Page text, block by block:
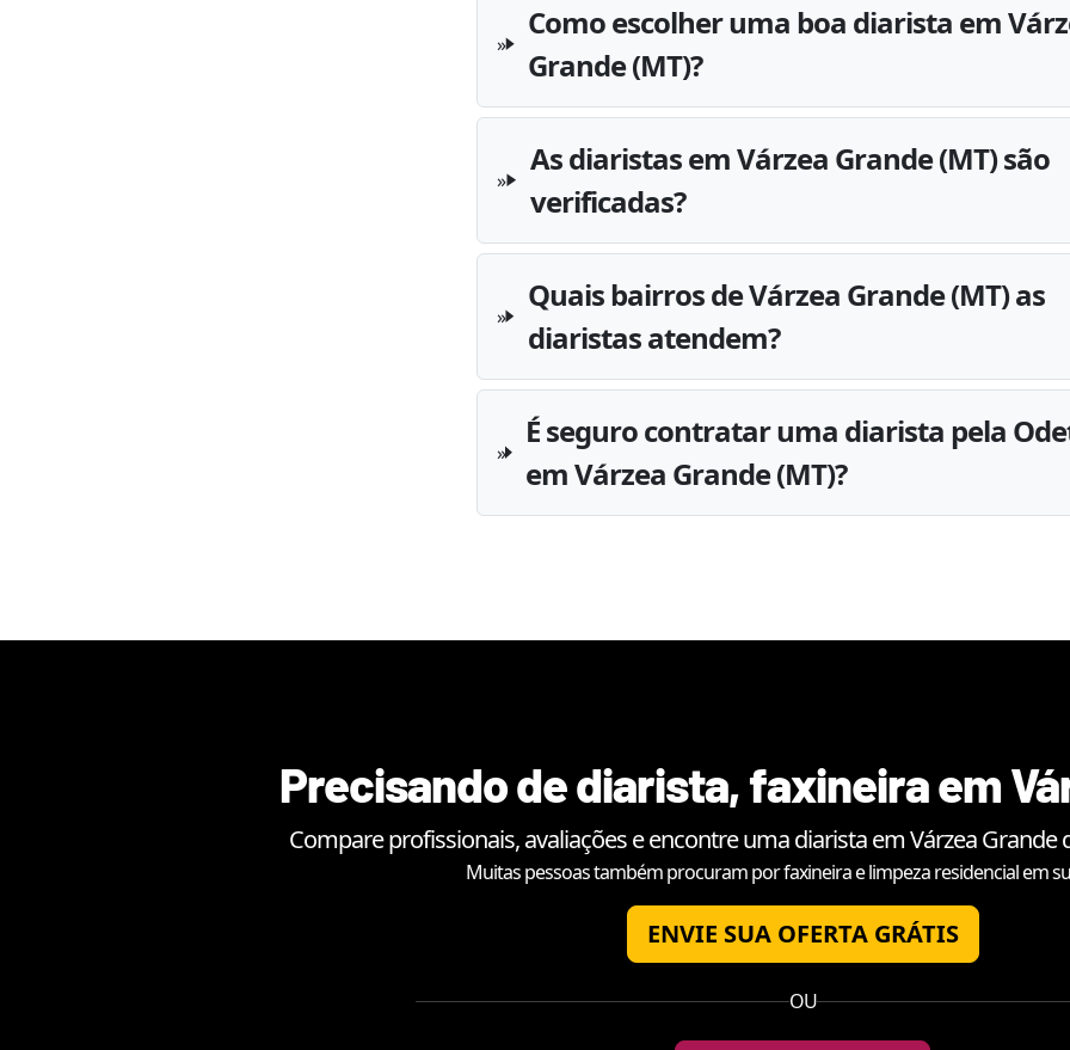
Como escolher uma boa diarista em
Grande (MT)?
As diaristas em Várzea Grande (MT) são
verificadas?
Quais bairros de Várzea Grande (MT) as
diaristas atendem?
É seguro contratar uma diarista pela
em Várzea Grande (MT)?
Precisando de diarista, faxineira em
Compare profissionais, avaliações e encontre uma diarista emVárzea Grande
Muitas pessoas também procuram por faxineira e limpeza residencial em
ENVIE SUA OFERTA GRÁTIS
OU